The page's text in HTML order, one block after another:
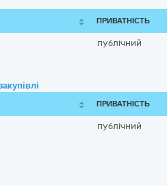
ПРИВАТНІСТЬ
публічний
ПРИВАТНІСТЬ
публічний